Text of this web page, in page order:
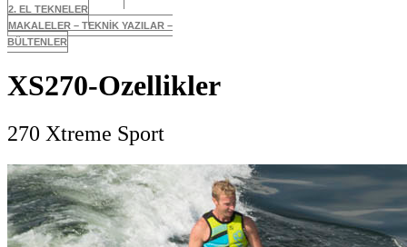
2. EL TEKNELER
MAKALELER – TEKNİK YAZILAR –
BÜLTENLER
XS270-Ozellikler
270 Xtreme Sport